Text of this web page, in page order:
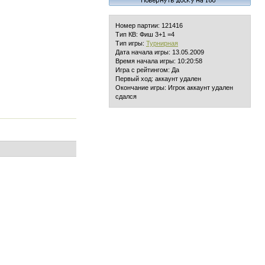
Номер партии: 121416
Тип КВ: Фиш 3+1 =4
Тип игры: Турнирная
Дата начала игры: 13.05.2009
Время начала игры: 10:20:58
Игра с рейтингом: Да
Первый ход: аккаунт удален
Окончание игры: Игрок аккаунт удален
сдался